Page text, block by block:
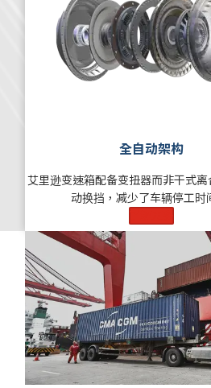
全自动架构
艾里逊变速箱配备变扭器而非干式
动换挡，减少了车辆停工时